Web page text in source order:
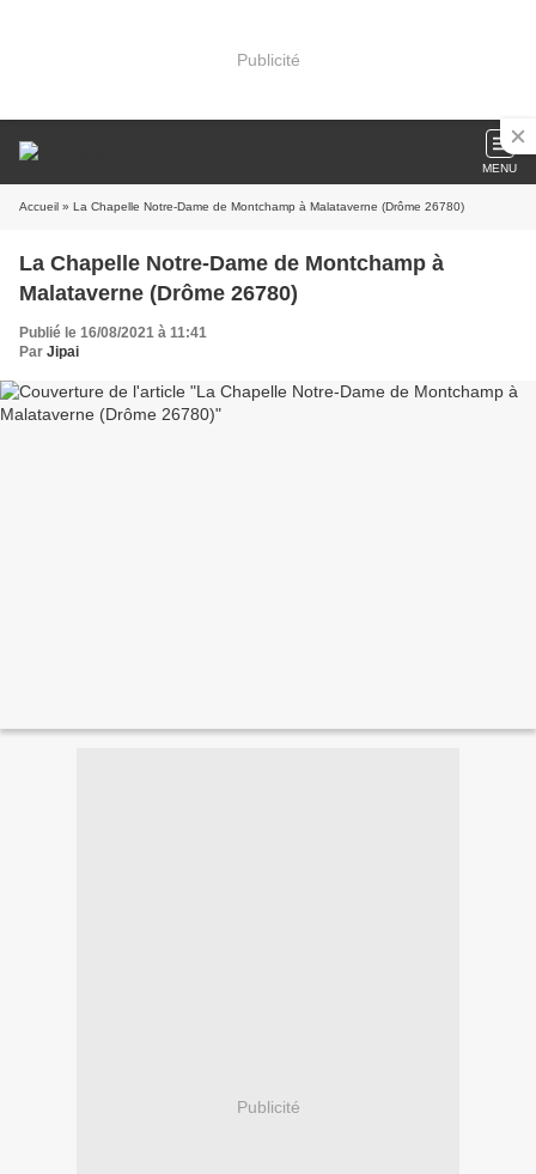
Publicité
MENU
Accueil » La Chapelle Notre-Dame de Montchamp à Malataverne (Drôme 26780)
La Chapelle Notre-Dame de Montchamp à
Malataverne (Drôme 26780)
Publié le 16/08/2021 à 11:41
Par Jipai
Publicité